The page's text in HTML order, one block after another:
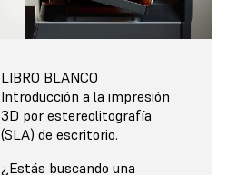
LIBRO BLANCO
Introducción a la impresión
3D por estereolitografía
(SLA) de escritorio.
¿Estás buscando una